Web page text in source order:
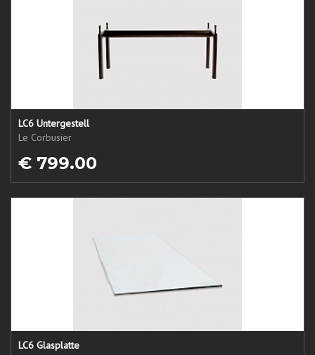
LC6 Untergestell
Le Corbusier
€ 799.00
LC6 Glasplatte